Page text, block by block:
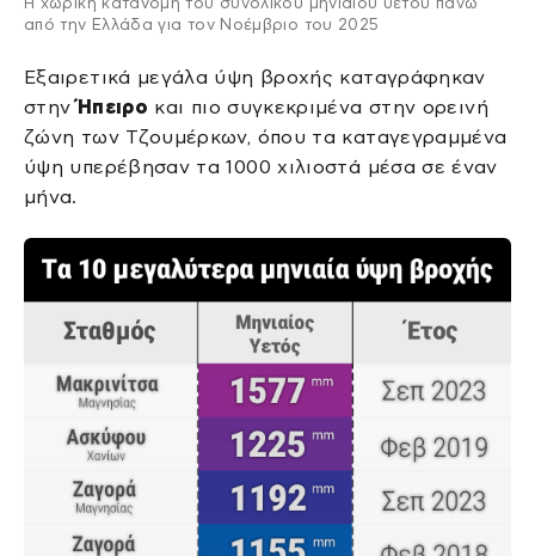
από την Ελλάδα για τον Νοέμβριο του 2025
Εξαιρετικά μεγάλα ύψη βροχής καταγράφηκαν
στηνΉπειρο και πιο συγκεκριμένα στην ορεινή
ζώνη των Τζουμέρκων, όπου τα καταγεγραμμένα
ύψη υπερέβησαν τα 1000 χιλιοστά μέσα σε έναν
μήνα.